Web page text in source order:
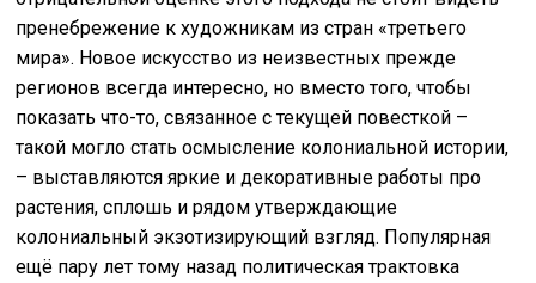
пренебрежение к художникам из стран «третьего
мира». Новое искусство из неизвестных прежде
регионов всегда интересно, но вместо того, чтобы
показать что-то, связанное с текущей повесткой –
такой могло стать осмысление колониальной истории,
– выставляются яркие и декоративные работы про
растения, сплошь и рядом утверждающие
колониальный экзотизирующий взгляд. Популярная
ещё пару лет тому назад политическая трактовка